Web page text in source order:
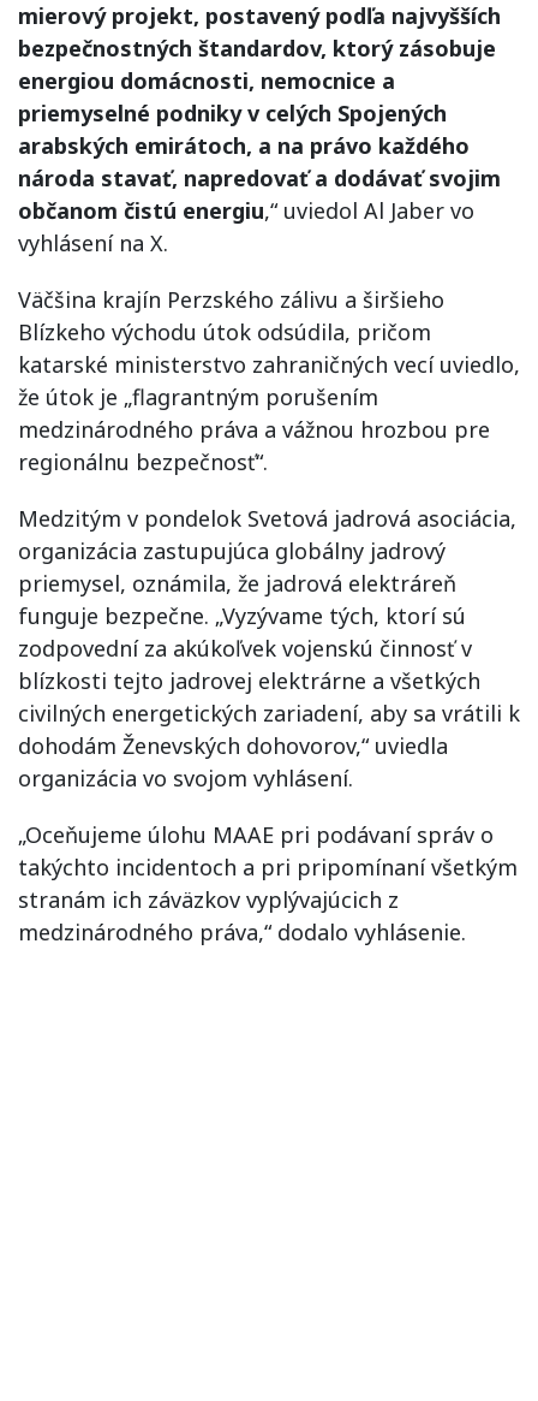
mierový projekt, postavený podľa najvyšších
bezpečnostných štandardov, ktorý zásobuje
energiou domácnosti, nemocnice a
priemyselné podniky v celých Spojených
arabských emirátoch, a na právo každého
národa stavať, napredovať a dodávať svojim
občanom čistú energiu,“ uviedol Al Jaber vo
vyhlásení na X.
Väčšina krajín Perzského zálivu a širšieho
Blízkeho východu útok odsúdila, pričom
katarské ministerstvo zahraničných vecí uviedlo,
že útok je „flagrantným porušením
medzinárodného práva a vážnou hrozbou pre
regionálnu bezpečnosť“.
Medzitým v pondelok Svetová jadrová asociácia,
organizácia zastupujúca globálny jadrový
priemysel, oznámila, že jadrová elektráreň
funguje bezpečne. „Vyzývame tých, ktorí sú
zodpovední za akúkoľvek vojenskú činnosť v
blízkosti tejto jadrovej elektrárne a všetkých
civilných energetických zariadení, aby sa vrátili k
dohodám Ženevských dohovorov,“ uviedla
organizácia vo svojom vyhlásení.
„Oceňujeme úlohu MAAE pri podávaní správ o
takýchto incidentoch a pri pripomínaní všetkým
stranám ich záväzkov vyplývajúcich z
medzinárodného práva,“ dodalo vyhlásenie.